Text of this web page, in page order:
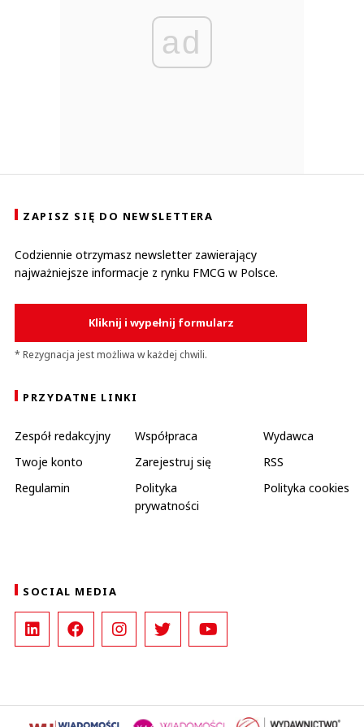
ad
ZAPISZ SIĘ DO NEWSLETTERA
Codziennie otrzymasz newsletter zawierający
najważniejsze informacje z rynku FMCG w Polsce.
Kliknij i wypełnij formularz
* Rezygnacja jest możliwa w każdej chwili.
PRZYDATNE LINKI
Zespół redakcyjny Współpraca
Wydawca
Twoje konto
Zarejestruj się
RSS
Regulamin
Polityka
prywatności
Polityka cookies
SOCIAL MEDIA